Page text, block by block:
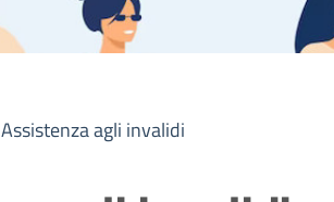
Assistenza agli invalidi